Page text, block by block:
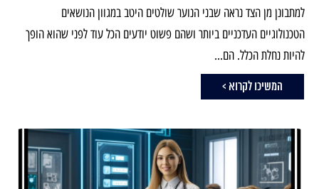
למתבונן מן הצד נראה שבני הנוער שולטים היטב במגוון הנושאים
הטכנולוגיים העדכניים ביותר ושהם פשוט יודעים הכל עוד לפני שהוא הופך
להיות נחלת הכלל. הם...
המשיכו לקרוא >